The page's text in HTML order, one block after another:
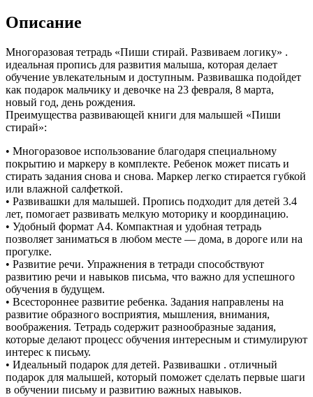
Описание
Многоразовая тетрадь «Пиши стирай. Развиваем логику» .
идеальная пропись для развития малыша, которая делает
обучение увлекательным и доступным. Развивашка подойдет
как подарок мальчику и девочке на 23 февраля, 8 марта,
новый год, день рождения.
Преимущества развивающей книги для малышей «Пиши
стирай»:
• Многоразовое использование благодаря специальному
покрытию и маркеру в комплекте. Ребенок может писать и
стирать задания снова и снова. Маркер легко стирается губкой
или влажной салфеткой.
• Развивашки для малышей. Пропись подходит для детей 3.4
лет, помогает развивать мелкую моторику и координацию.
• Удобный формат А4. Компактная и удобная тетрадь
позволяет заниматься в любом месте — дома, в дороге или на
прогулке.
• Развитие речи. Упражнения в тетради способствуют
развитию речи и навыков письма, что важно для успешного
обучения в будущем.
• Всестороннее развитие ребенка. Задания направлены на
развитие образного восприятия, мышления, внимания,
воображения. Тетрадь содержит разнообразные задания,
которые делают процесс обучения интересным и стимулируют
интерес к письму.
• Идеальный подарок для детей. Развивашки . отличный
подарок для малышей, который поможет сделать первые шаги
в обучении письму и развитию важных навыков.